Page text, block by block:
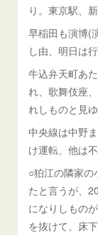
り。東京駅、
早稲田も演博(
し由、明日は
牛込弁天町あ
れ、歌舞伎座
れしものと見ゆ
中央線は中野
け運転、他は
○狛江の隣家の
たと言うが、
になりしもの
を抜けて、床